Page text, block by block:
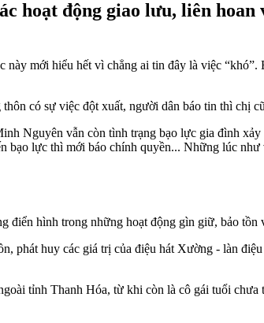
hoạt động giao lưu, liên hoan
mới hiểu hết vì chẳng ai tin đây là việc
có sự việc đột xuất, người dân báo tin thì chị
Nguyên vẫn còn tình trạng bạo lực gia đình
lực thì mới báo chính quyền... Những lúc
hình trong những hoạt động gìn giữ, bảo tồn
phát huy các giá trị của điệu hát Xường - làn
tỉnh Thanh Hóa, từ khi còn là cô gái tuổi